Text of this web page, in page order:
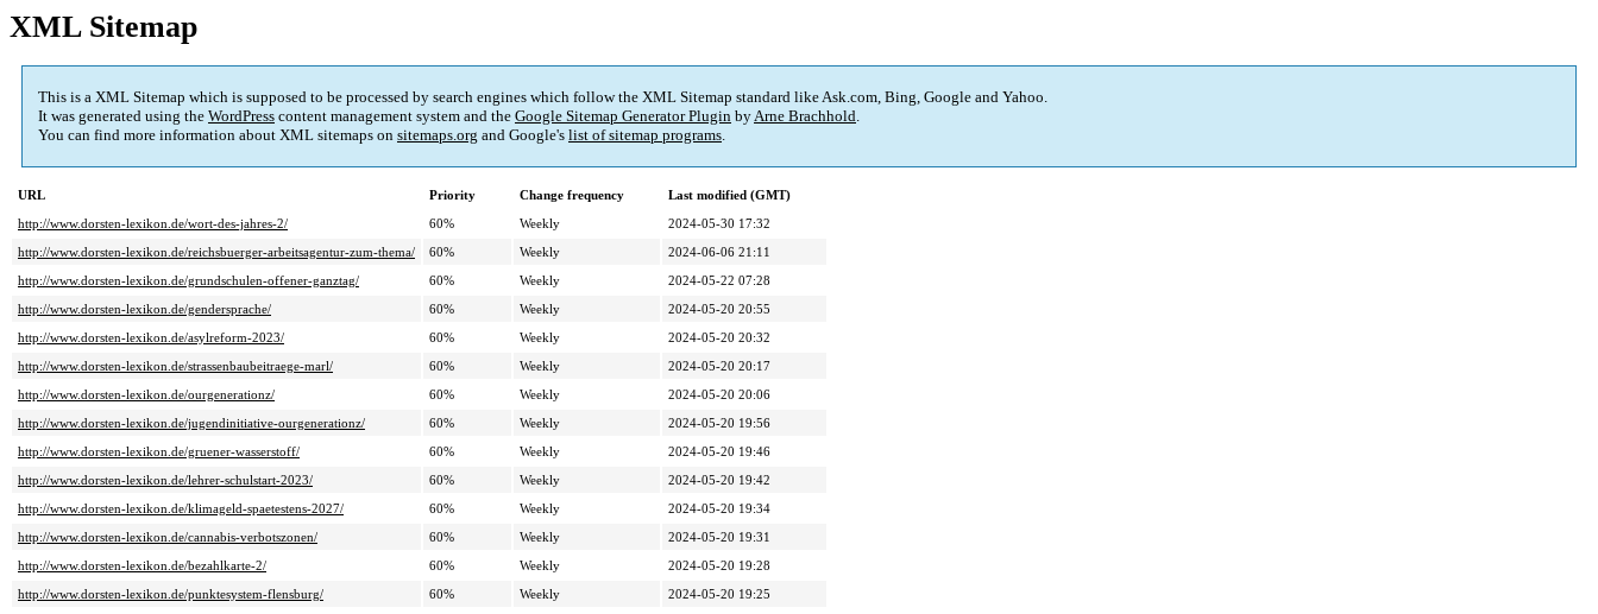
XML Sitemap
This is a XML Sitemap which is supposed to be processed by search engines which follow the XML Sitemap standard like Ask.com, Bing, Google and Yahoo.
It was generated using the WordPress content management system and the Google Sitemap Generator Plugin byArne Brachhold.
You can find more information about XML sitemaps on sitemaps.org and Google's list of sitemap programs.
URL Priority Change frequency
Last modified (GMT)
http://www.dorsten-lexikon.de/wort-des-jahres-2/
60% Weekly
2024-05-30 17:32
http://www.dorsten-lexikon.de/reichsbuerger-arbeitsagentur-zum-thema/
60% Weekly
2024-06-06 21:11
http://www.dorsten-lexikon.de/grundschulen-offener-ganztag/
60% Weekly
2024-05-22 07:28
http://www.dorsten-lexikon.de/gendersprache/
60% Weekly
2024-05-20 20:55
http://www.dorsten-lexikon.de/asylreform-2023/
60% Weekly
2024-05-20 20:32
http://www.dorsten-lexikon.de/strassenbaubeitraege-marl/
60% Weekly
2024-05-20 20:17
http://www.dorsten-lexikon.de/ourgenerationz/
60% Weekly
2024-05-20 20:06
http://www.dorsten-lexikon.de/jugendinitiative-ourgenerationz/
60% Weekly
2024-05-20 19:56
http://www.dorsten-lexikon.de/gruener-wasserstoff/
60% Weekly
2024-05-20 19:46
http://www.dorsten-lexikon.de/lehrer-schulstart-2023/
60% Weekly
2024-05-20 19:42
http://www.dorsten-lexikon.de/klimageld-spaetestens-2027/
60% Weekly
2024-05-20 19:34
http://www.dorsten-lexikon.de/cannabis-verbotszonen/
60% Weekly
2024-05-20 19:31
http://www.dorsten-lexikon.de/bezahlkarte-2/
60% Weekly
2024-05-20 19:28
http://www.dorsten-lexikon.de/punktesystem-flensburg/
60% Weekly
2024-05-20 19:25